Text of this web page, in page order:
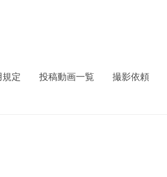
規定 投稿動画一覧 撮影依頼